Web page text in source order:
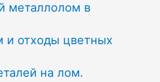
металлолом в
отходы цветных
на лом.